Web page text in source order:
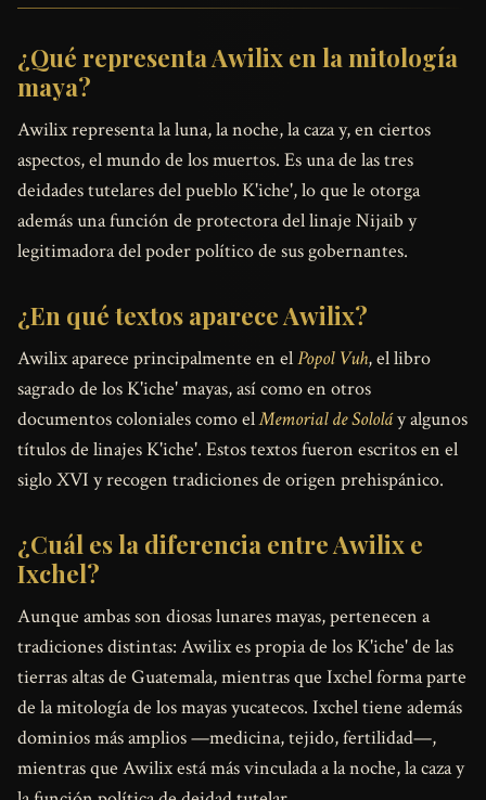
¿Qué representa Awilix en la mitología
maya?
Awilix representa la luna, la noche, la caza y, en ciertos
aspectos, el mundo de los muertos. Es una de las tres
deidades tutelares del pueblo K'iche', lo que le otorga
además una función de protectora del linaje Nijaib y
legitimadora del poder político de sus gobernantes.
¿En qué textos aparece Awilix?
Awilix aparece principalmente en elPopol Vuh, el libro
sagrado de los K'iche' mayas, así como en otros
documentos coloniales como elMemorial de Sololáy algunos
títulos de linajes K'iche'. Estos textos fueron escritos en el
siglo XVI y recogen tradiciones de origen prehispánico.
¿Cuál es la diferencia entre Awilix e
Ixchel?
Aunque ambas son diosas lunares mayas, pertenecen a
tradiciones distintas: Awilix es propia de los K'iche' de las
tierras altas de Guatemala, mientras que Ixchel forma parte
de la mitología de los mayas yucatecos. Ixchel tiene además
dominios más amplios —medicina, tejido, fertilidad—,
mientras que Awilix está más vinculada a la noche, la caza y